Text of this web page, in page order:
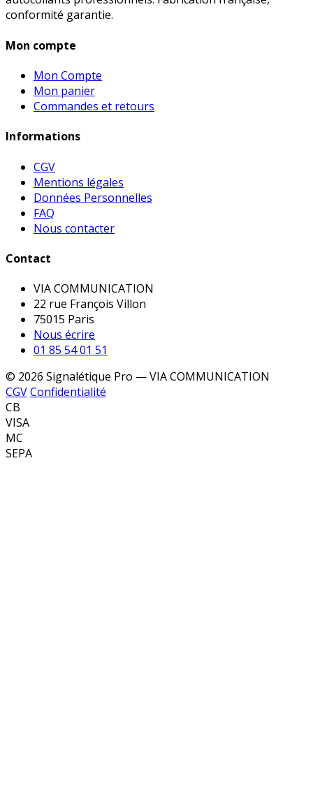
conformité garantie.
Mon compte
Mon Compte
Mon panier
Commandes et retours
Informations
CGV
Mentions légales
Données Personnelles
FAQ
Nous contacter
Contact
VIA COMMUNICATION
22 rue François Villon
75015 Paris
Nous écrire
01 85 54 01 51
© 2026 Signalétique Pro — VIA COMMUNICATION
CGVConfidentialité
CB
VISA
MC
SEPA